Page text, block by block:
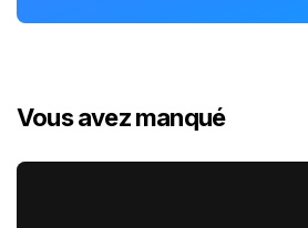
Vous avez manqué